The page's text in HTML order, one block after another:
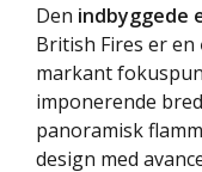
Den indbyggede
British Fires er en
markant
imponerende
panoramisk
design med